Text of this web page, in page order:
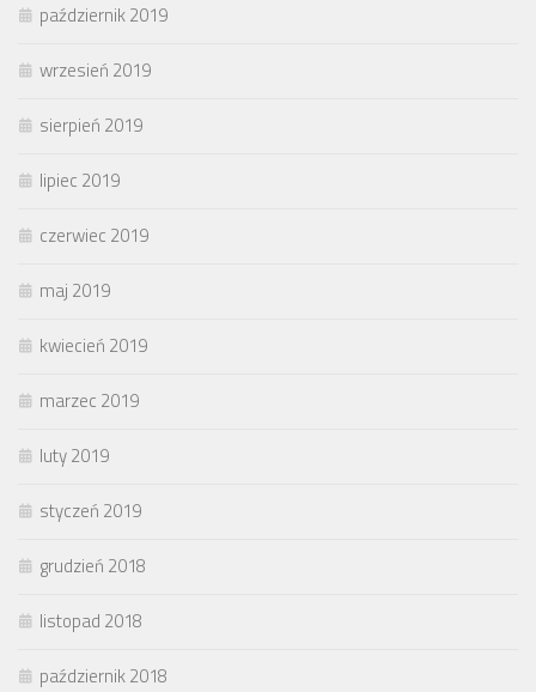
październik 2019
wrzesień 2019
sierpień 2019
lipiec 2019
czerwiec 2019
maj 2019
kwiecień 2019
marzec 2019
luty 2019
styczeń 2019
grudzień 2018
listopad 2018
październik 2018